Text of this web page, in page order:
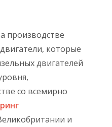
производстве
которые
двигателей
со всемирно
и